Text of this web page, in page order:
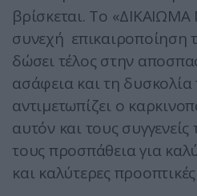
βρίσκεται. Το
συνεχή
δώσει τέλος στην
ασάφεια και τη
αντιμετωπίζει ο
αυτόν και τους
τους προσπάθεια για
και καλύτερες